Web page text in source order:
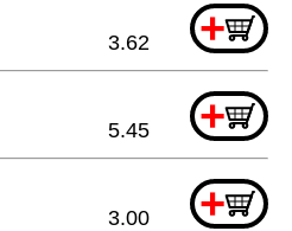
+
3.62
+
5.45
+
3.00